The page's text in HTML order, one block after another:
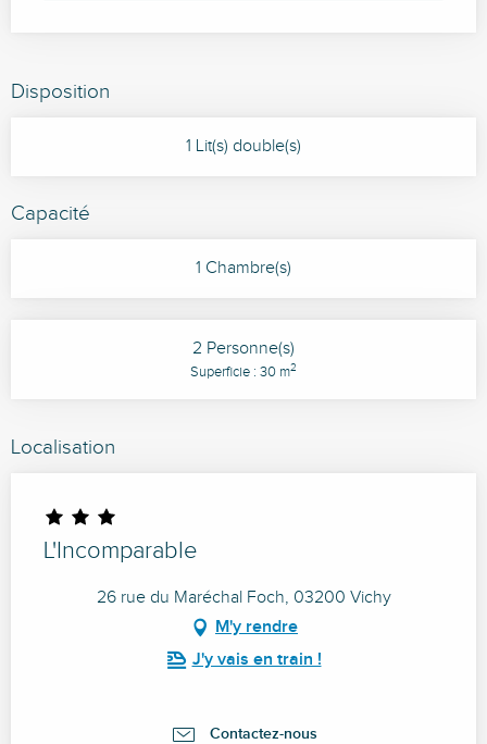
Disposition
1 Lit(s) double(s)
Capacité
1 Chambre(s)
2 Personne(s)
Superficie : 30 m2
Localisation
L'Incomparable
26 rue du Maréchal Foch, 03200 Vichy
M'y rendre
J'y vais en train !
Contactez-nous